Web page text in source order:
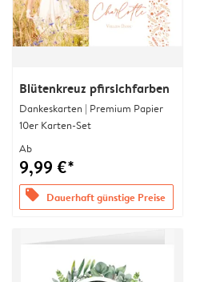
Blütenkreuz pfirsichfarben
Dankeskarten | Premium Papier
10er Karten-Set
Ab
9,99 €*
offers Dauerhaft günstige Preise